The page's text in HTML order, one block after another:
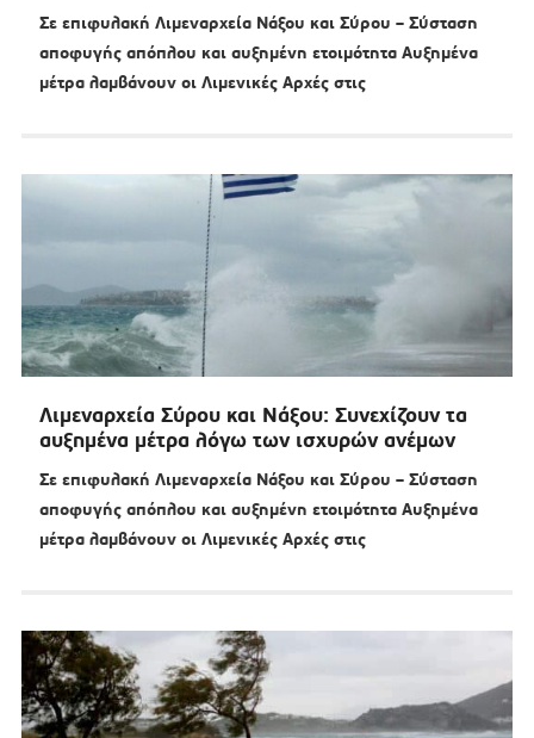
Σε επιφυλακή Λιμεναρχεία Νάξου και Σύρου – Σύσταση
αποφυγής απόπλου και αυξημένη ετοιμότητα Αυξημένα
μέτρα λαμβάνουν οι Λιμενικές Αρχές στις
Λιμεναρχεία Σύρου και Νάξου: Συνεχίζουν τα
αυξημένα μέτρα λόγω των ισχυρών ανέμων
Σε επιφυλακή Λιμεναρχεία Νάξου και Σύρου – Σύσταση
αποφυγής απόπλου και αυξημένη ετοιμότητα Αυξημένα
μέτρα λαμβάνουν οι Λιμενικές Αρχές στις